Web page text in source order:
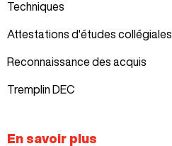
Techniques
Attestations d'études collégiales
Reconnaissance des acquis
Tremplin DEC
En savoir plus